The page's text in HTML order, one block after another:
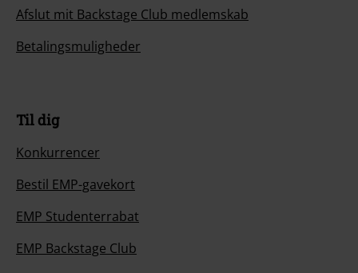
Afslut mit Backstage Club medlemskab
Betalingsmuligheder
Til dig
Konkurrencer
Bestil EMP-gavekort
EMP Studenterrabat
EMP Backstage Club